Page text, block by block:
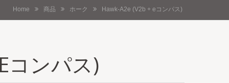
Home 商品 ホーク Hawk-A2e (V2b + eコンパス)
コンパス)